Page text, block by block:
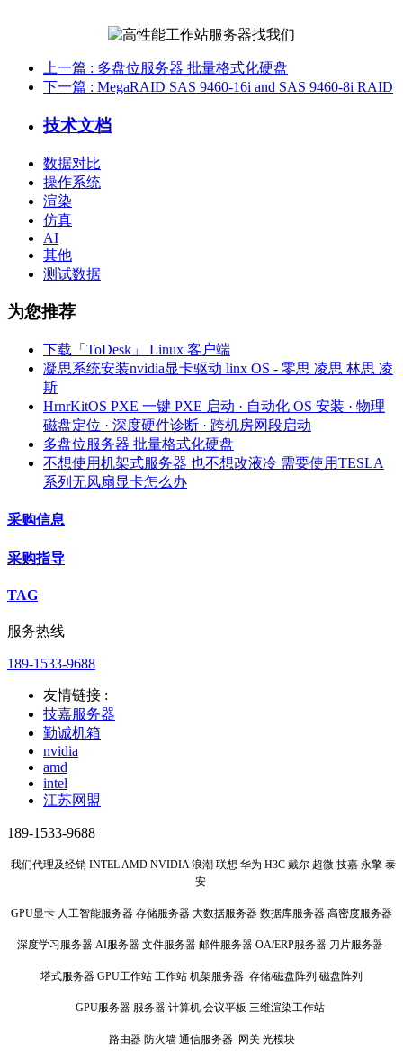
上一篇 : 多盘位服务器 批量格式化硬盘
下一篇 : MegaRAID SAS 9460-16i and SAS 9460-8i RAID
技术文档
数据对比
操作系统
渲染
仿真
AI
其他
测试数据
为您推荐
下载「ToDesk」 Linux 客户端
凝思系统安装nvidia显卡驱动 linx OS - 零思 凌思 林思 凌
斯
HrnrKitOS PXE 一键 PXE 启动 · 自动化 OS 安装 · 物理
磁盘定位 · 深度硬件诊断 · 跨机房网段启动
多盘位服务器 批量格式化硬盘
不想使用机架式服务器 也不想改液冷 需要使用TESLA
系列无风扇显卡怎么办
采购信息
采购指导
TAG
服务热线
189-1533-9688
友情链接 :
技嘉服务器
勤诚机箱
nvidia
amd
intel
江苏网盟
189-1533-9688
我们代理及经销 INTEL AMD NVIDIA 浪潮 联想 华为 H3C 戴尔 超微 技嘉 永擎 泰
安
GPU显卡 人工智能服务器 存储服务器 大数据服务器 数据库服务器 高密度服务器
深度学习服务器 AI服务器 文件服务器 邮件服务器 OA/ERP服务器 刀片服务器
塔式服务器 GPU工作站 工作站 机架服务器 存储/磁盘阵列 磁盘阵列
GPU服务器 服务器 计算机 会议平板 三维渲染工作站
路由器 防火墙 通信服务器 网关 光模块